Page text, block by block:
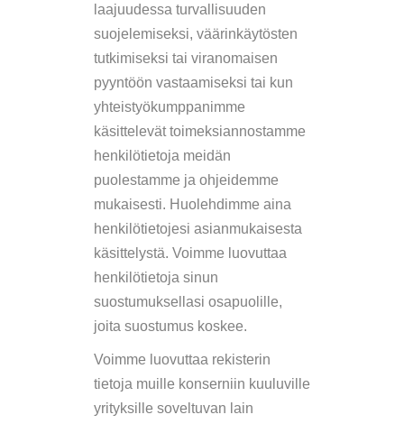
laajuudessa turvallisuuden
suojelemiseksi, väärinkäytösten
tutkimiseksi tai viranomaisen
pyyntöön vastaamiseksi tai kun
yhteistyökumppanimme
käsittelevät toimeksiannostamme
henkilötietoja meidän
puolestamme ja ohjeidemme
mukaisesti. Huolehdimme aina
henkilötietojesi asianmukaisesta
käsittelystä. Voimme luovuttaa
henkilötietoja sinun
suostumuksellasi osapuolille,
joita suostumus koskee.
Voimme luovuttaa rekisterin
tietoja muille konserniin kuuluville
yrityksille soveltuvan lain